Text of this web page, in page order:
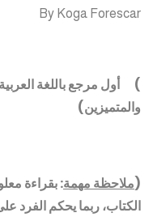
By Koga Forescar
) أول مرجع باللغة
والمتميزين)
(ملاحظة مهمة: بقراءة
الكتاب، ربما يحكم